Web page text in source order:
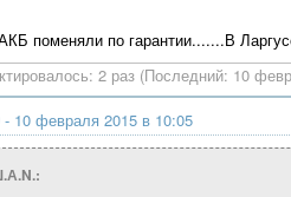
поменяли по гарантии.......В
2 раз (Последний: 10
- 10 февраля 2015 в 10:05